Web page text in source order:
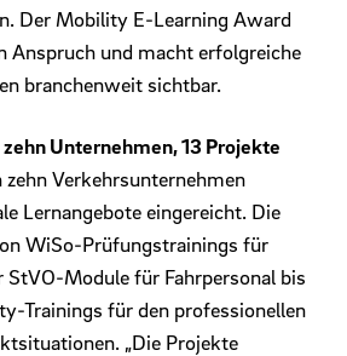
Der Mobility E-Learning Award
Anspruch und macht erfolgreiche
branchenweit sichtbar.
Unternehmen, 13 Projekte
Verkehrsunternehmen
Lernangebote eingereicht. Die
WiSo-Prüfungstrainings für
StVO-Module für Fahrpersonal bis
Trainings für den professionellen
„Die Projekte